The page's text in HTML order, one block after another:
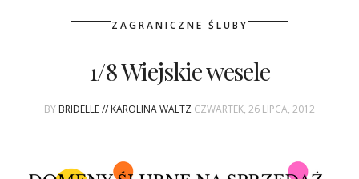
KSIĄŻKI BRIDELLE
ZAGRANICZNE ŚLUBY
1/8 Wiejskie wesele
BY BRIDELLE // KAROLINA WALTZ CZWARTEK, 26 LIPCA, 2012